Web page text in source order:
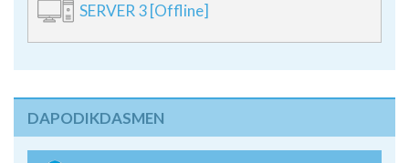
SERVER 3 [Offline]
DAPODIKDASMEN